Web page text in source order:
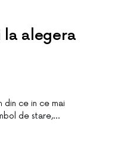
la alegera
ce in ce mai
de stare,…